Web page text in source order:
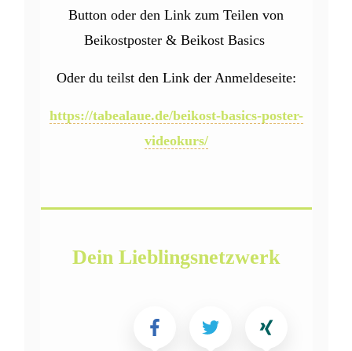
Button oder den Link zum Teilen von
Beikostposter & Beikost Basics
Oder du teilst den Link der Anmeldeseite:
https://tabealaue.de/beikost-basics-poster-
videokurs/
Dein Lieblingsnetzwerk